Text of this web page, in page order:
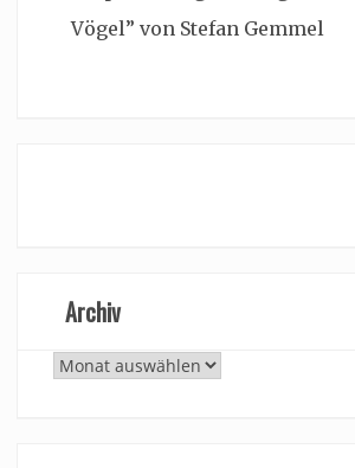
Vögel” von Stefan Gemmel
Archiv
Archiv